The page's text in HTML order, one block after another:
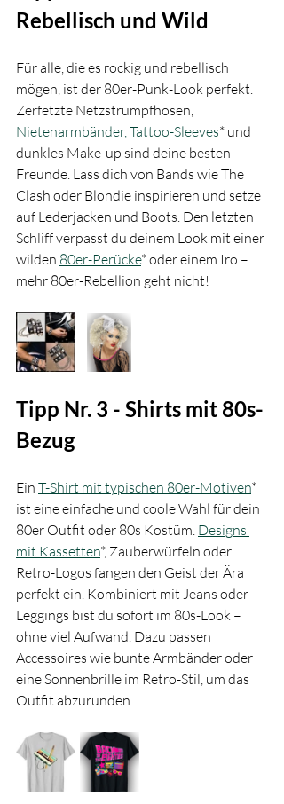
Rebellisch und Wild
Für alle, die es rockig und rebellisch
mögen, ist der 80er-Punk-Look perfekt.
Zerfetzte Netzstrumpfhosen,
Nietenarmbänder, Tattoo-Sleeves* und
dunkles Make-up sind deine besten
Freunde. Lass dich von Bands wie The
Clash oder Blondie inspirieren und setze
auf Lederjacken und Boots. Den letzten
Schliff verpasst du deinem Look mit einer
wilden 80er-Perücke* oder einem Iro –
mehr 80er-Rebellion geht nicht!
Tipp Nr. 3 - Shirts mit 80s-
Bezug
Ein T-Shirt mit typischen 80er-Motiven*
ist eine einfache und coole Wahl für dein
80er Outfit oder 80s Kostüm. Designs
mit Kassetten*, Zauberwürfeln oder
Retro-Logos fangen den Geist der Ära
perfekt ein. Kombiniert mit Jeans oder
Leggings bist du sofort im 80s-Look –
ohne viel Aufwand. Dazu passen
Accessoires wie bunte Armbänder oder
eine Sonnenbrille im Retro-Stil, um das
Outfit abzurunden.